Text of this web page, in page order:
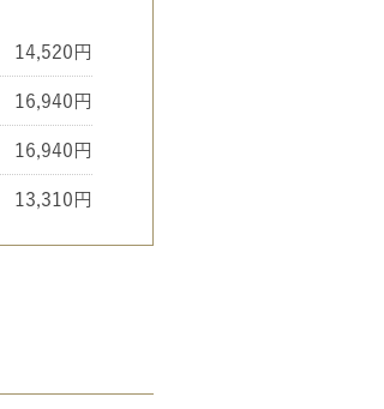
14,520円
16,940円
16,940円
13,310円